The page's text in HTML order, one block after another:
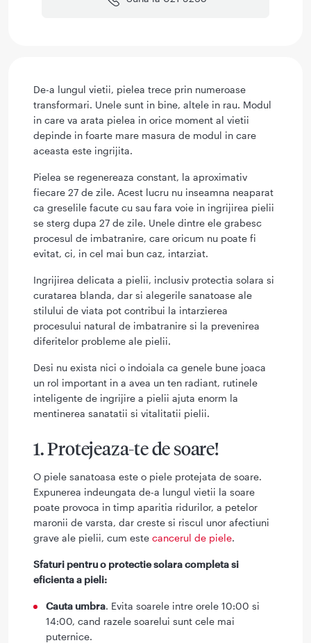
De-a lungul vietii, pielea trece prin numeroase
transformari. Unele sunt in bine, altele in rau. Modul
in care va arata pielea in orice moment al vietii
depinde in foarte mare masura de modul in care
aceasta este ingrijita.
Pielea se regenereaza constant, la aproximativ
fiecare 27 de zile. Acest lucru nu inseamna neaparat
ca greselile facute cu sau fara voie in ingrijirea pielii
se sterg dupa 27 de zile. Unele dintre ele grabesc
procesul de imbatranire, care oricum nu poate fi
evitat, ci, in cel mai bun caz, intarziat.
Ingrijirea delicata a pielii, inclusiv protectia solara si
curatarea blanda, dar si alegerile sanatoase ale
stilului de viata pot contribui la intarzierea
procesului natural de imbatranire si la prevenirea
diferitelor probleme ale pielii.
Desi nu exista nici o indoiala ca genele bune joaca
un rol important in a avea un ten radiant, rutinele
inteligente de ingrijire a pielii ajuta enorm la
mentinerea sanatatii si vitalitatii pielii.
1. Protejeaza-te de soare!
O piele sanatoasa este o piele protejata de soare.
Expunerea indeungata de-a lungul vietii la soare
poate provoca in timp aparitia ridurilor, a petelor
maronii de varsta, dar creste si riscul unor afectiuni
grave ale pielii, cum este cancerul de piele.
Sfaturi pentru o protectie solara completa si
eficienta a pieli:
Cauta umbra. Evita soarele intre orele 10:00 si
14:00, cand razele soarelui sunt cele mai
puternice.